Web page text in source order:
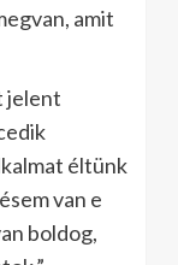
amit
jelent
éltünk
van e
boldog,